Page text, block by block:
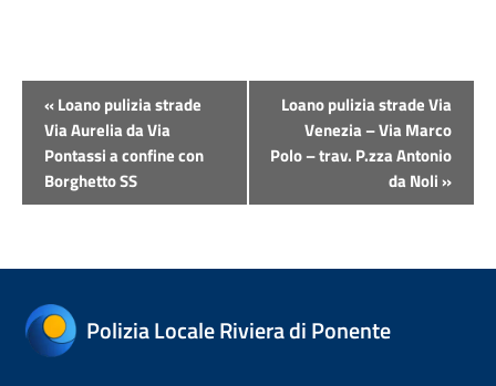
Evento
Navigazione
«Loano pulizia strade
Via Aurelia da Via
Pontassi a confine con
Borghetto SS
Loano pulizia strade Via
Venezia – Via Marco
Polo – trav. P.zza Antonio
da Noli»
Polizia Locale Riviera di Ponente